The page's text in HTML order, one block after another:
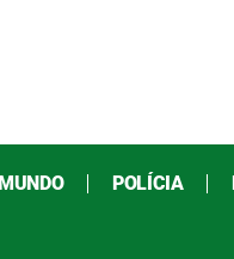
MUNDO POLÍCIA